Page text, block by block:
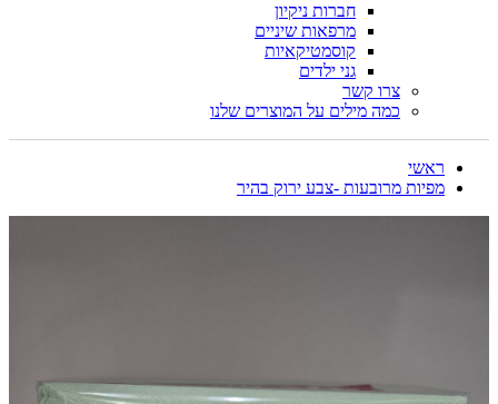
חברות ניקיון
מרפאות שיניים
קוסמטיקאיות
גני ילדים
צרו קשר
כמה מילים על המוצרים שלנו
ראשי
מפיות מרובעות -צבע ירוק בהיר